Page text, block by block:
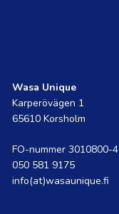
Wasa Unique
Karperövägen 1
65610 Korsholm
FO-nummer 3010800-4
050 581 9175
info(at)wasaunique.fi